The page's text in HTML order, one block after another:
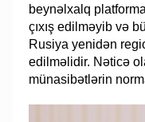
beynəlxalq
çıxış edilməyib və
Rusiya yenidən
edilməlidir. Nəticə
münasibətlərin